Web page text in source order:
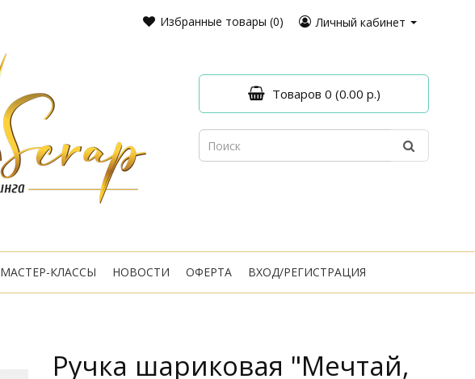
Избранные товары (0) Личный кабинет
Товаров 0 (0.00 р.)
МАСТЕР-КЛАССЫ НОВОСТИ ОФЕРТА ВХОД/РЕГИСТРАЦИЯ
Ручка шариковая "Мечтай,